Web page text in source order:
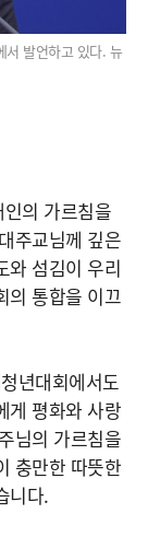
서 발언하고 있다. 뉴
의 가르침을
주교님께 깊은
와 섬김이 우리
의 통합을 이끄
년대회에서도
게 평화와 사랑
님의 가르침을
충만한 따뜻한
니다.